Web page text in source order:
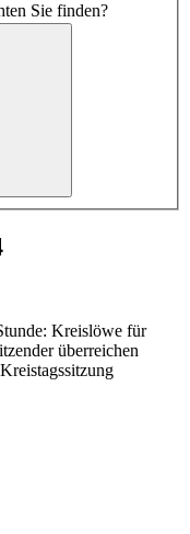
Sie finden?
Kreislöwe für
überreichen